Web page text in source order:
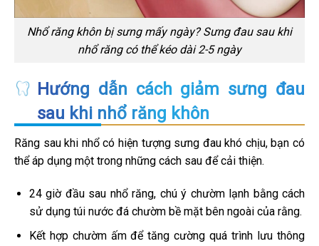
Nhổ răng khôn bị sưng mấy ngày? Sưng đau sau khi
nhổ răng có thể kéo dài 2-5 ngày
Hướng dẫn cách giảm sưng đau
sau khi nhổ răng khôn
Răng sau khi nhổ có hiện tượng sưng đau khó chịu, bạn có
thể áp dụng một trong những cách sau để cải thiện.
24 giờ đầu sau nhổ răng, chú ý chườm lạnh bằng cách
sử dụng túi nước đá chườm bề mặt bên ngoài của rằng.
Kết hợp chườm ấm để tăng cường quá trình lưu thông